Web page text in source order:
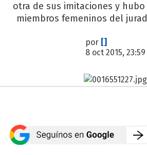
otra de sus imitaciones y
miembros femeninos del
por []
8 oct 2015, 23:59